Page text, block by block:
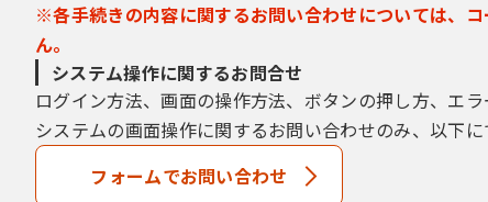
※各手続きの内容に関するお問い合わせについては、
ん。
システム操作に関するお問合せ
ログイン方法、画面の操作方法、ボタンの押し方、エラ
システムの画面操作に関するお問い合わせのみ、以下に
フォームでお問い合わせ